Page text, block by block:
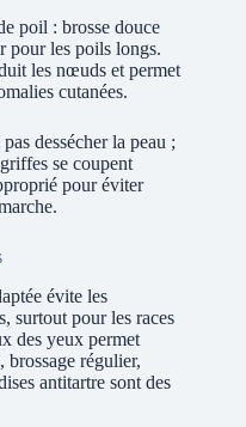
poil : brosse douce
pour les poils longs.
les nœuds et permet
cutanées.
dessécher la peau ;
se coupent
pour éviter
évite les
surtout pour les races
des yeux permet
brossage régulier,
antitartre sont des